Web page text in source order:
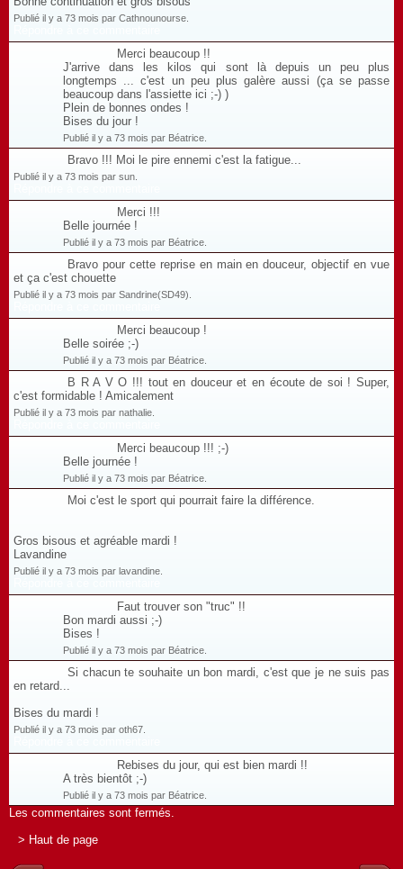
Publié il y a 73 mois par Cathnounourse.
Merci beaucoup !!
J'arrive dans les kilos qui sont là depuis un peu plus
longtemps ... c'est un peu plus galère aussi (ça se passe
beaucoup dans l'assiette ici ;-) )
Plein de bonnes ondes !
Bises du jour !
Publié il y a 73 mois par Béatrice.
Bravo !!! Moi le pire ennemi c'est la fatigue...
Publié il y a 73 mois par sun.
Merci !!!
Belle journée !
Publié il y a 73 mois par Béatrice.
Bravo pour cette reprise en main en douceur, objectif en vue
et ça c'est chouette
Publié il y a 73 mois par Sandrine(SD49).
Merci beaucoup !
Belle soirée ;-)
Publié il y a 73 mois par Béatrice.
B R A V O !!! tout en douceur et en écoute de soi ! Super,
c'est formidable ! Amicalement
Publié il y a 73 mois par nathalie.
Merci beaucoup !!! ;-)
Belle journée !
Publié il y a 73 mois par Béatrice.
Moi c'est le sport qui pourrait faire la différence.
Gros bisous et agréable mardi !
Lavandine
Publié il y a 73 mois par lavandine.
Faut trouver son "truc" !!
Bon mardi aussi ;-)
Bises !
Publié il y a 73 mois par Béatrice.
Si chacun te souhaite un bon mardi, c'est que je ne suis pas
en retard...
Bises du mardi !
Publié il y a 73 mois par oth67.
Rebises du jour, qui est bien mardi !!
A très bientôt ;-)
Publié il y a 73 mois par Béatrice.
Les commentaires sont fermés.
> Haut de page